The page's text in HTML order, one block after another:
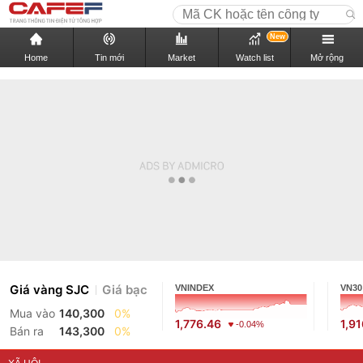
Home Tin mới Market Watch list
New
Mở rộng
Giá vàng SJC Giá bạc
Mua vào 140,300
0%
Bán ra
143,300 0%
VNINDEX
1,776.46 -0.04%
VN30